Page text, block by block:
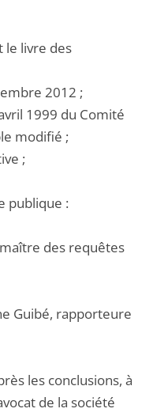
le livre des
2012 ;
1999 du Comité
modifié ;
;
publique :
des requêtes
Guibé, rapporteure
les conclusions, à
de la société